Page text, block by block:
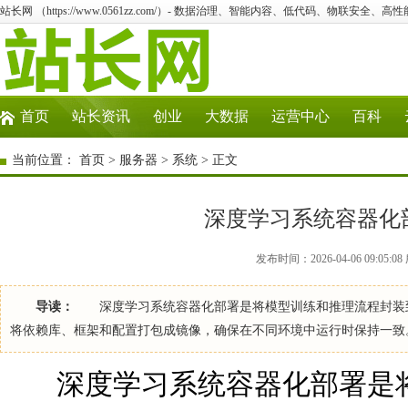
站长网 （https://www.0561zz.com/）- 数据治理、智能内容、低代码、物联安全、高性
首页 站长资讯 创业 大数据 运营中心 百科
当前位置： 首页 > 服务器 > 系统 > 正文
深度学习系统容器
发布时间：2026-04-06
导读：
深度学习系统容器化部署是将模型训练和推理流程封装
将依赖库、框架和配置打包成镜像，确保在不同环境中运行时保持
深度学习系统容器化部署是